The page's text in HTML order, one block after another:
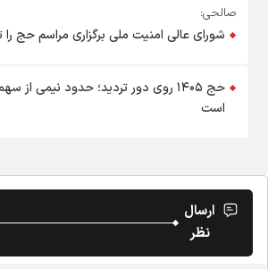
صالحی:
شورای عالی امنیت ملی برگزاری مراسم حج را
حج ۱۴۰۵ روی دور تردید؛ حدود نیمی از
است
ارسال
نظر